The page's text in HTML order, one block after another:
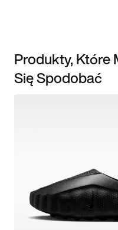
Produkty, Które
Się Spodobać